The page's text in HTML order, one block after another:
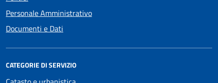
Personale Amministrativo
Documenti e Dati
CATEGORIE DI SERVIZIO